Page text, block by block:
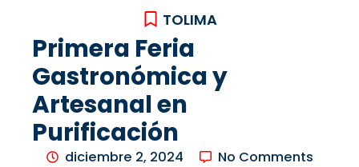
TOLIMA
Primera Feria
Gastronómica y
Artesanal en
Purificación
diciembre 2, 2024 No Comments